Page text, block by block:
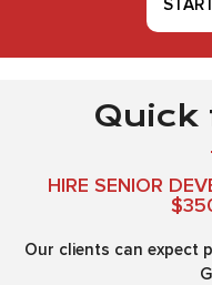
Quick
HIRE SENIOR
Our clients can expect